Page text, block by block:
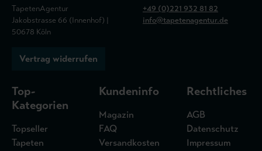
TapetenAgentur
Jakobstrasse 66 (Innenhof) |
50678 Köln
+49 (0)221 932 81 82
info@tapetenagentur.de
Vertrag widerrufen
Top-
Kategorien
Topseller
Tapeten
Kundeninfo
Magazin
FAQ
Versandkosten
Rechtliches
AGB
Datenschutz
Impressum